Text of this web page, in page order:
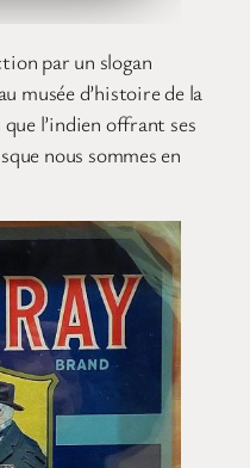
par un slogan
musée d’histoire de la
l’indien offrant ses
nous sommes en